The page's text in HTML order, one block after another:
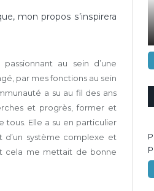
mon propos s’inspirera
au sein d’une
par mes fonctions au sein
a su au fil des ans
et progrès, former et
Elle a su en particulier
système complexe et
cela me mettait de bonne